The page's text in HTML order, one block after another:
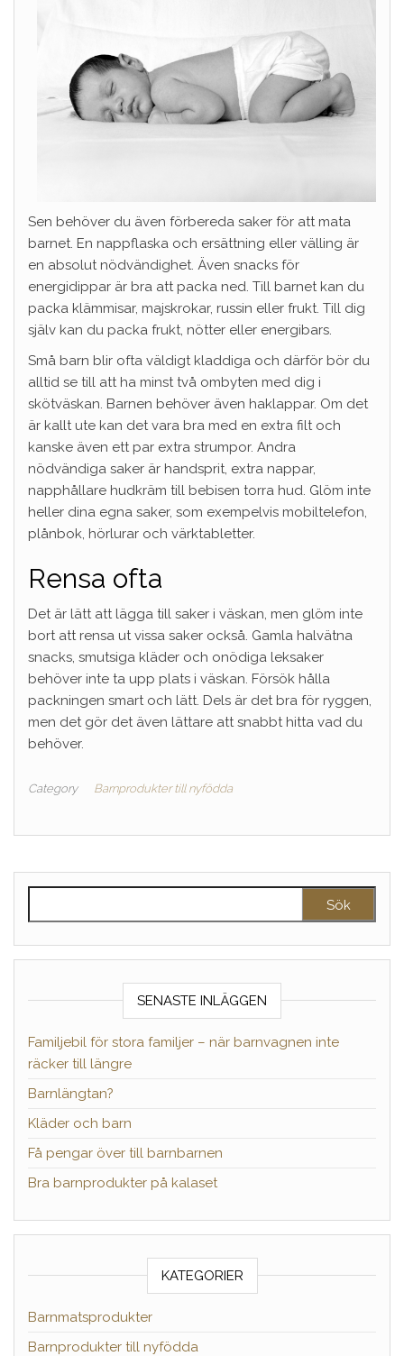
Sen behöver du även förbereda saker för att mata
barnet. En nappflaska och ersättning eller välling är
en absolut nödvändighet. Även snacks för
energidippar är bra att packa ned. Till barnet kan du
packa klämmisar, majskrokar, russin eller frukt. Till dig
själv kan du packa frukt, nötter eller energibars.
Små barn blir ofta väldigt kladdiga och därför bör du
alltid se till att ha minst två ombyten med dig i
skötväskan. Barnen behöver även haklappar. Om det
är kallt ute kan det vara bra med en extra filt och
kanske även ett par extra strumpor. Andra
nödvändiga saker är handsprit, extra nappar,
napphållare hudkräm till bebisen torra hud. Glöm inte
heller dina egna saker, som exempelvis mobiltelefon,
plånbok, hörlurar och värktabletter.
Rensa ofta
Det är lätt att lägga till saker i väskan, men glöm inte
bort att rensa ut vissa saker också. Gamla halvätna
snacks, smutsiga kläder och onödiga leksaker
behöver inte ta upp plats i väskan. Försök hålla
packningen smart och lätt. Dels är det bra för ryggen,
men det gör det även lättare att snabbt hitta vad du
behöver.
Category Barnprodukter till nyfödda
SENASTE INLÄGGEN
Familjebil för stora familjer – när barnvagnen inte
räcker till längre
Barnlängtan?
Kläder och barn
Få pengar över till barnbarnen
Bra barnprodukter på kalaset
KATEGORIER
Barnmatsprodukter
Barnprodukter till nyfödda